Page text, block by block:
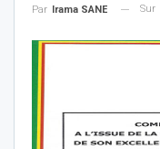
Par Irama SANE Sur